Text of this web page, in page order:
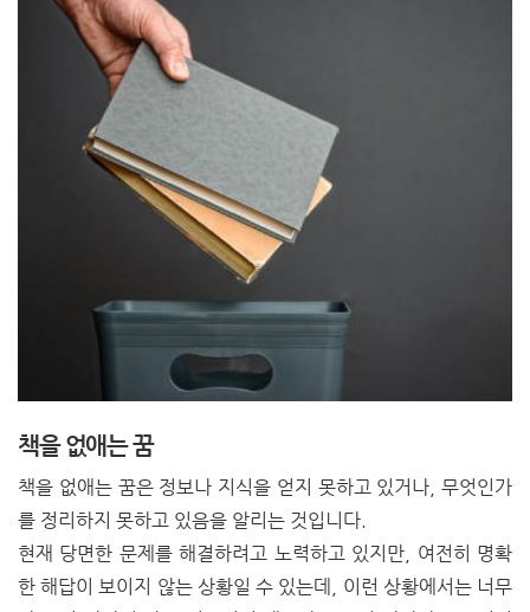
책을 없애는 꿈
책을 없애는 꿈은 정보나 지식을 얻지 못하고 있거나, 무엇인가
를 정리하지 못하고 있음을 알리는 것입니다.
현재 당면한 문제를 해결하려고 노력하고 있지만, 여전히 명확
한 해답이 보이지 않는 상황일 수 있는데, 이런 상황에서는 너무